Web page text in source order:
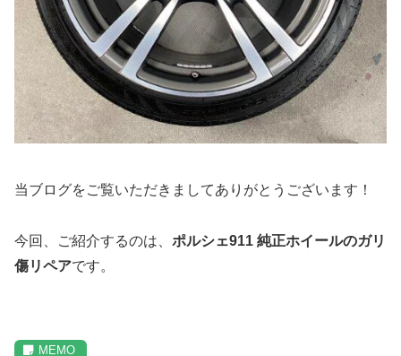
当ブログをご覧いただきましてありがとうございます！
今回、ご紹介するのは、 ポルシェ911 純正ホイールのガリ
傷リペアです。